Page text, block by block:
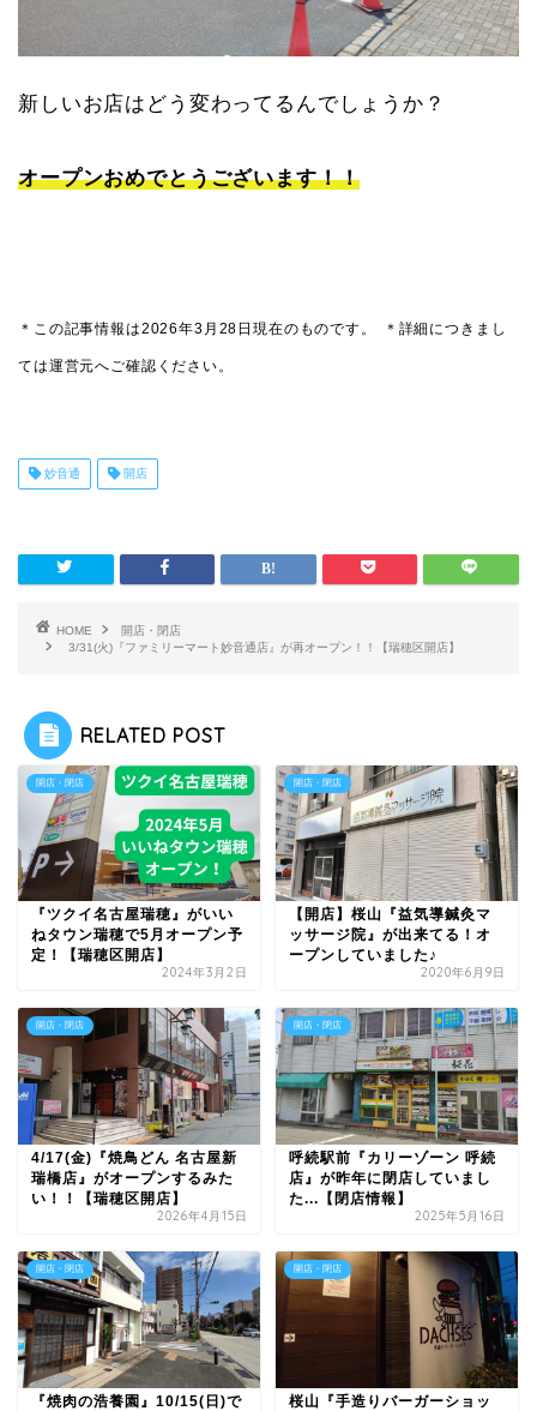
新しいお店はどう変わってるんでしょうか？
オープンおめでとうございます！！
＊この記事情報は2026年3月28日現在のものです。 ＊詳細につきまし
ては運営元へご確認ください。
妙音通 開店
HOME
開店・閉店
3/31(火)『ファミリーマート妙音通店』が再オープン！！【瑞穂区開店】
RELATED POST
開店・閉店
『ツクイ名古屋瑞穂』がいい
ねタウン瑞穂で5月オープン予
定！【瑞穂区開店】
2024年3月2日
開店・閉店
【開店】桜山『益気導鍼灸マ
ッサージ院』が出来てる！オ
ープンしていました♪
2020年6月9日
開店・閉店
4/17(金)『焼鳥どん 名古屋新
瑞橋店』がオープンするみた
い！！【瑞穂区開店】
2026年4月15日
開店・閉店
呼続駅前『カリーゾーン 呼続
店』が昨年に閉店していまし
た...【閉店情報】
2025年5月16日
開店・閉店
『焼肉の浩養園』10/15(日)で
開店・閉店
桜山『手造りバーガーショッ